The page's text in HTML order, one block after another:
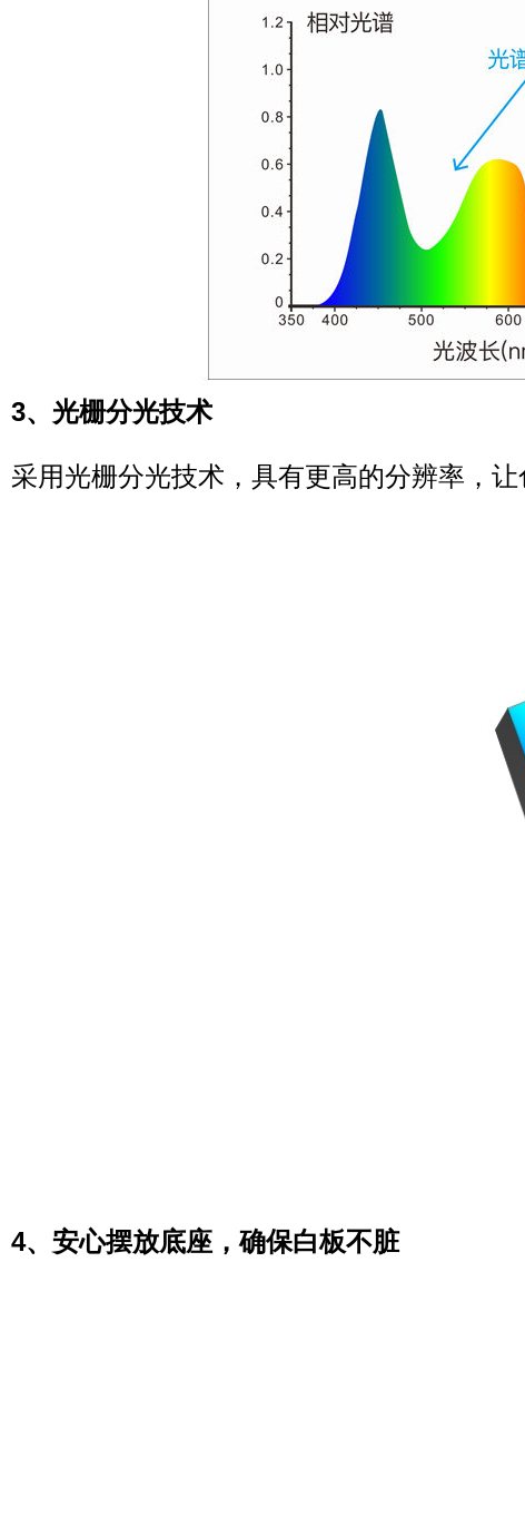
3、光栅分光技术
采用光栅分光技术，具有更高的分辨率，让
4、安心摆放底座，确保白板不脏